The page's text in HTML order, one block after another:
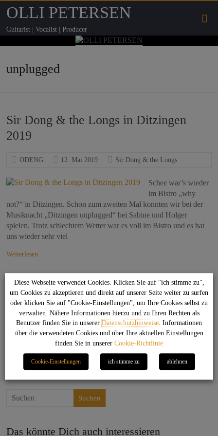
OLLI PETERSEN
Guitarist | Vocalist | Producer
unplugged
Sir Dong & the Longs in Ditzingen
2019
ODENG 12. Mai 2019 Sir Dong & the Longs
Schee war’s wieder
im Bistro „why
not?“ in Ditzingen. Schon zum zweiten Mal konnten wir bei der
Musiknacht „Ditzingen unplugged“ bei Sabine und Holger
spielen. Trotz schlechtem Wetter war es voll im Bistro und es hat
uns wieder sehr viel
Weiterlesen
Rechtliches
Datenschutzhinweise
Haftungsausschluss
Cookie-Hinweise
Impressum
Suchen
Das könnte Dich auch interessieren
Diese Webseite verwendet Cookies. Klicken Sie auf "ich stimme zu",
um Cookies zu akzeptieren und direkt auf unserer Seite weiter zu surfen
oder klicken Sie auf "Cookie-Einstellungen", um Ihre Cookies selbst zu
verwalten. Nähere Informationen hierzu und zu Ihren Rechten als
Benutzer finden Sie in unsererDatenschutzhinweise. Informationen
über die verwendeten Cookies und über Ihre aktuellen Einstellungen
finden Sie in unserer Cookie-Richtlinie
Cookie-Einstellungen ich stimme zu ablehnen